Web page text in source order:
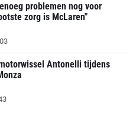
problemen nog voor
zorg is McLaren"
Antonelli tijdens